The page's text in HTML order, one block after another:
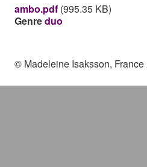
ambo.pdf (995.35 KB)
Genreduo
© Madeleine Isaksson, France